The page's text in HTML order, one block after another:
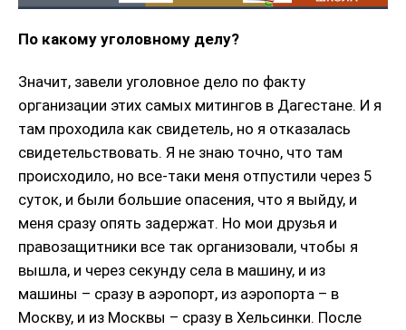
По какому уголовному делу?
Значит, завели уголовное дело по факту
организации этих самых митингов в Дагестане. И я
там проходила как свидетель, но я отказалась
свидетельствовать. Я не знаю точно, что там
происходило, но все-таки меня отпустили через 5
суток, и были большие опасения, что я выйду, и
меня сразу опять задержат. Но мои друзья и
правозащитники все так организовали, чтобы я
вышла, и через секунду села в машину, и из
машины – сразу в аэропорт, из аэропорта – в
Москву, и из Москвы – сразу в Хельсинки. После